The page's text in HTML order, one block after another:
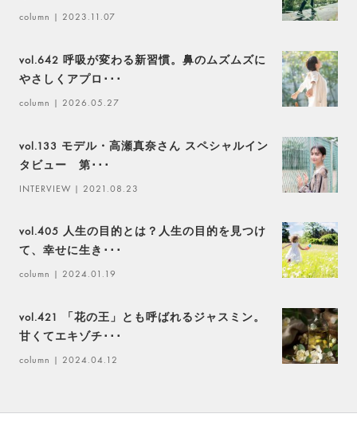
column | 2023.11.07
vol.642 呼吸が変わる新習慣。鼻のムズムズに
やさしくアプロ･･･
column | 2026.05.27
vol.133 モデル・高瀬真奈さん スペシャルイン
タビュー 第･･･
INTERVIEW| 2021.08.23
vol.405 人生の目的とは？人生の目的を見つけ
て、幸せに生き･･･
column | 2024.01.19
vol.421 「花の王」とも呼ばれるジャスミン。
甘くてエキゾチ･･･
column | 2024.04.12